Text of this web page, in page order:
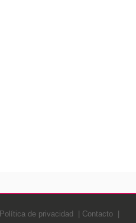
Política de privacidad Contacto